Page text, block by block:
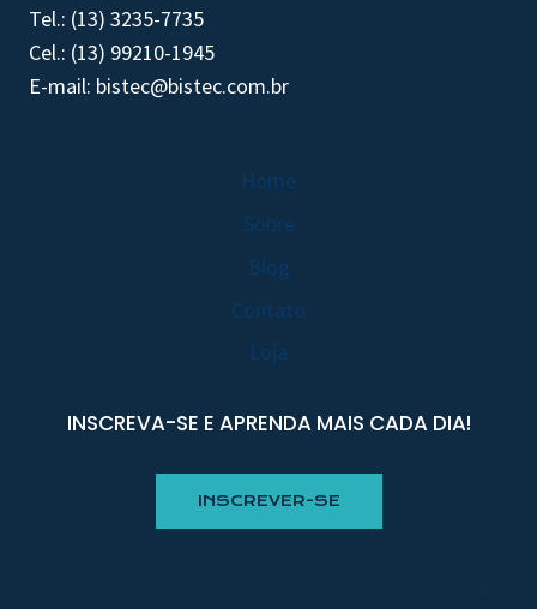
Tel.: (13) 3235-7735
Cel.: (13) 99210-1945
E-mail: bistec@bistec.com.br
Home
Sobre
Blog
Contato
Loja
INSCREVA-SE E APRENDA MAIS CADA DIA!
INSCREVER-SE